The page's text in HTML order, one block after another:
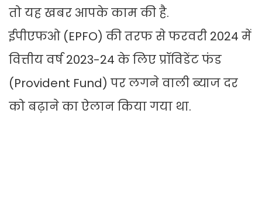
तो यह खबर आपके काम की है.
ईपीएफओ (EPFO) की तरफ से फरवरी 2024 में
वित्तीय वर्ष 2023-24 के लिए प्रॉव‍िडेंट फंड
(Provident Fund) पर लगने वाली ब्याज दर
को बढ़ाने का ऐलान क‍िया गया था.